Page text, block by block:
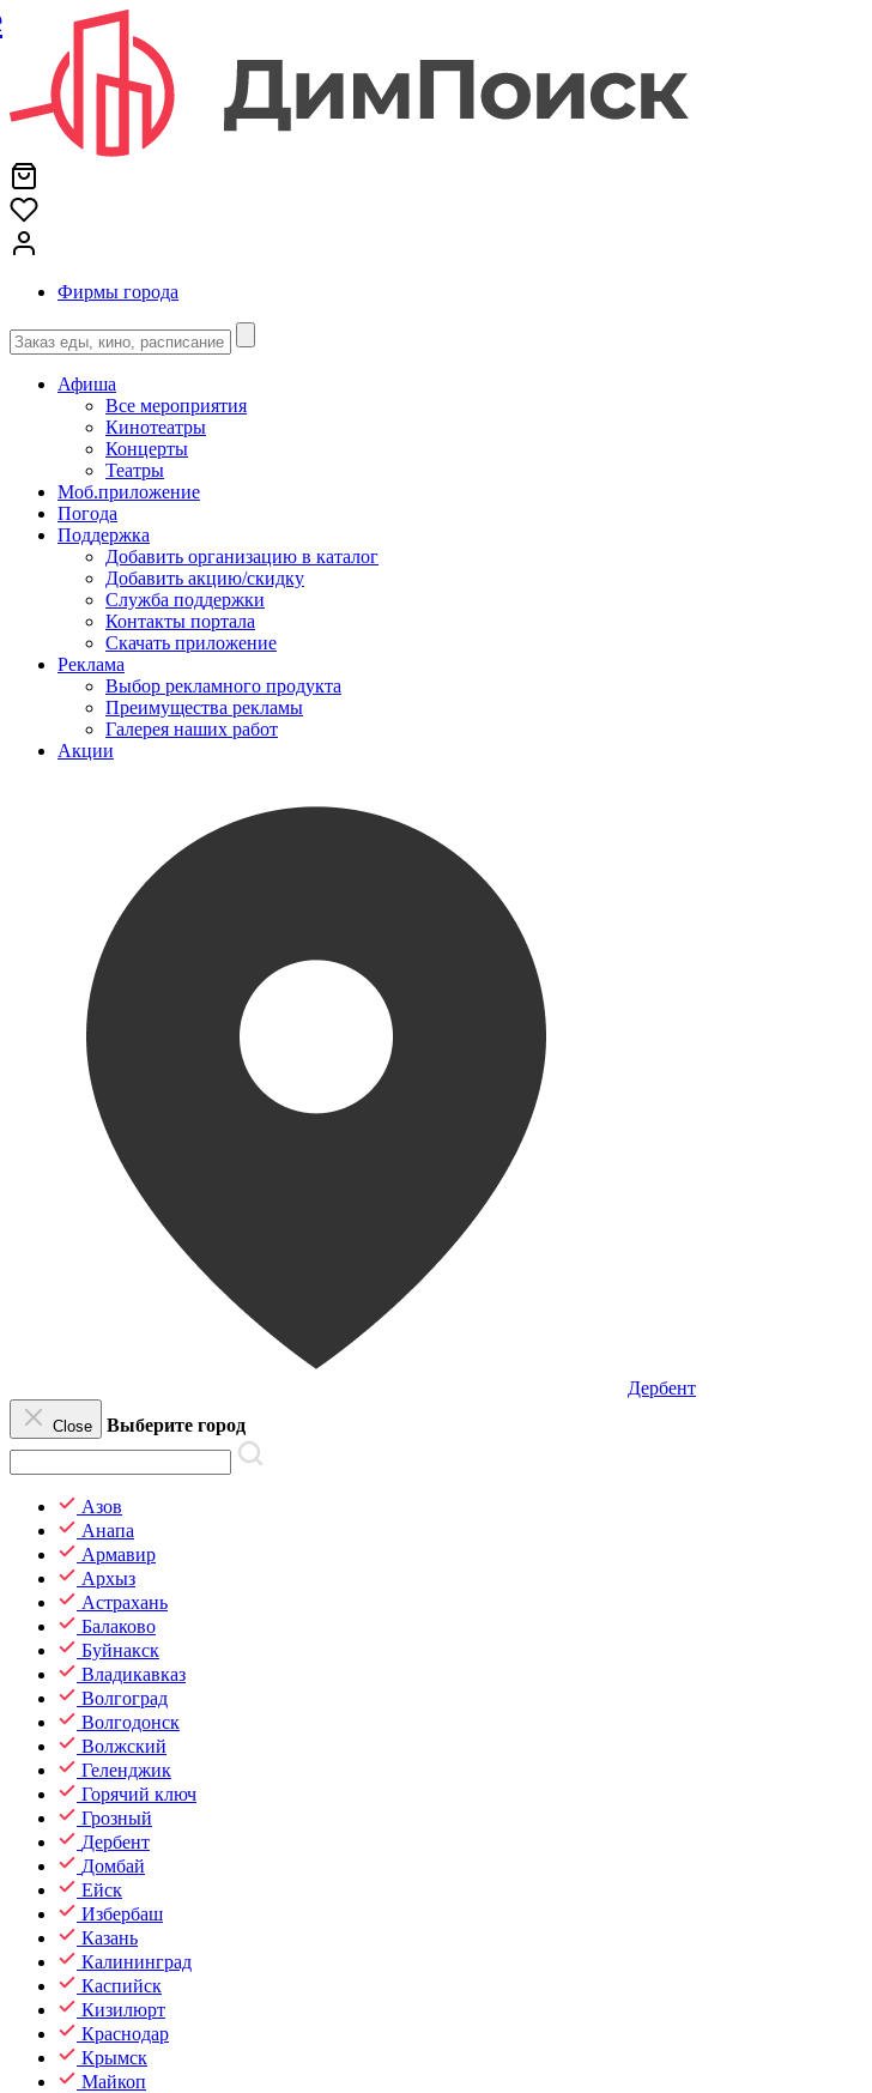
Фирмы города
Афиша
Все мероприятия
Кинотеатры
Концерты
Театры
Моб.приложение
Погода
Поддержка
Добавить организацию в каталог
Добавить акцию/скидку
Служба поддержки
Контакты портала
Скачать приложение
Реклама
Выбор рекламного продукта
Преимущества рекламы
Галерея наших работ
Акции
Дербент
Close Выберите город
Азов
Анапа
Армавир
Архыз
Астрахань
Балаково
Буйнакск
Владикавказ
Волгоград
Волгодонск
Волжский
Геленджик
Горячий ключ
Грозный
Дербент
Домбай
Ейск
Избербаш
Казань
Калининград
Каспийск
Кизилюрт
Краснодар
Крымск
Майкоп